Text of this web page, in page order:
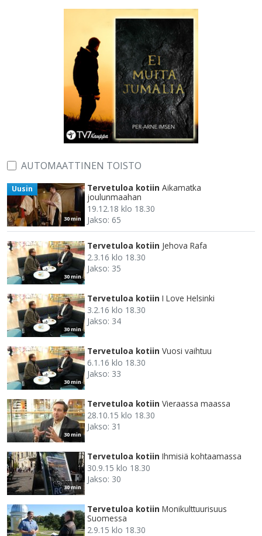
AUTOMAATTINEN TOISTO
30 min
Uusin Tervetuloa kotiin Aikamatka
joulunmaahan
19.12.18 klo 18.30
Jakso: 65
30 min
Tervetuloa kotiin Jehova Rafa
2.3.16 klo 18.30
Jakso: 35
30 min
Tervetuloa kotiin I Love Helsinki
3.2.16 klo 18.30
Jakso: 34
30 min
Tervetuloa kotiin Vuosi vaihtuu
6.1.16 klo 18.30
Jakso: 33
30 min
Tervetuloa kotiin Vieraassa maassa
28.10.15 klo 18.30
Jakso: 31
30 min
Tervetuloa kotiin Ihmisiä kohtaamassa
30.9.15 klo 18.30
Jakso: 30
Tervetuloa kotiin Monikulttuurisuus
Suomessa
2.9.15 klo 18.30